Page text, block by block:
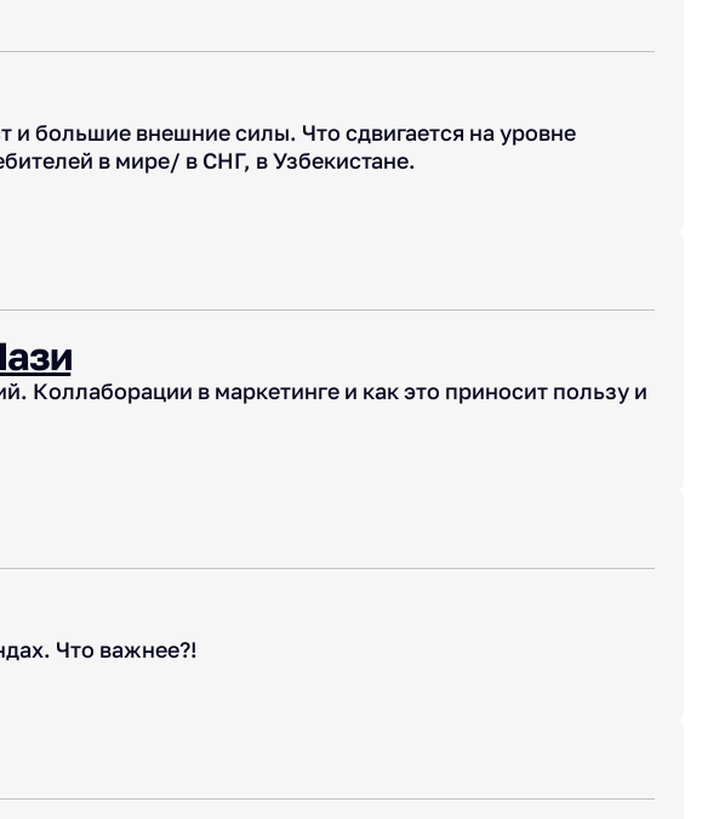
и большие внешние силы. Что сдвигается на уровне
в мире/ в СНГ, в Узбекистане.
Коллаборации в маркетинге и как это приносит пользу и
Что важнее?!